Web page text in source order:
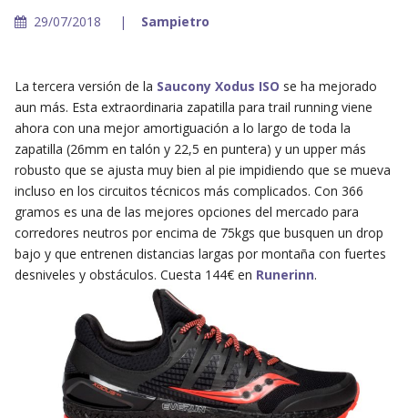
29/07/2018 Sampietro
La tercera versión de la Saucony Xodus ISO se ha mejorado
aun más. Esta extraordinaria zapatilla para trail running viene
ahora con una mejor amortiguación a lo largo de toda la
zapatilla (26mm en talón y 22,5 en puntera) y un upper más
robusto que se ajusta muy bien al pie impidiendo que se mueva
incluso en los circuitos técnicos más complicados. Con 366
gramos es una de las mejores opciones del mercado para
corredores neutros por encima de 75kgs que busquen un drop
bajo y que entrenen distancias largas por montaña con fuertes
desniveles y obstáculos. Cuesta 144€ en Runerinn.